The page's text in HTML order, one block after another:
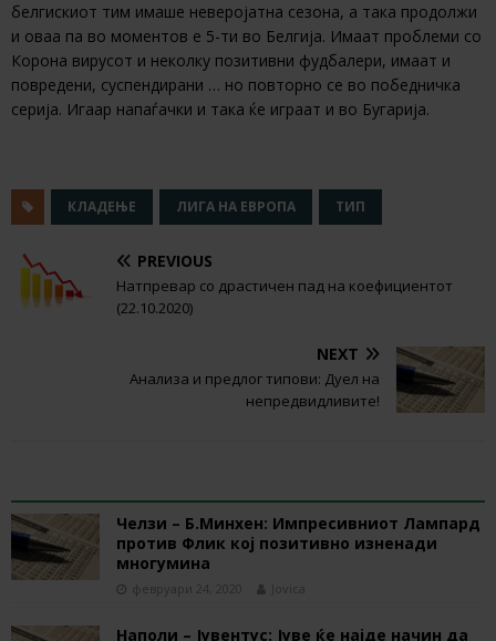
белгискиот тим имаше неверојатна сезона, а така продолжи
и оваа па во моментов е 5-ти во Белгија. Имаат проблеми со
Корона вирусот и неколку позитивни фудбалери, имаат и
повредени, суспендирани … но повторно се во победничка
серија. Игаар напаѓачки и така ќе играат и во Бугарија.
КЛАДЕЊЕ ЛИГА НА ЕВРОПА ТИП
PREVIOUS
Натпревар со драстичен пад на коефициентот
(22.10.2020)
NEXT
Анализа и предлог типови: Дуел на
непредвидливите!
Челзи – Б.Минхен: Импресивниот Лампард
против Флик кој позитивно изненади
многумина
февруари 24, 2020 Jovica
Наполи – Јувентус: Јуве ќе најде начин да